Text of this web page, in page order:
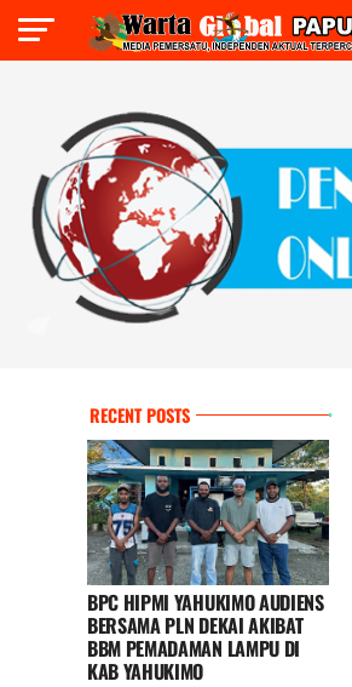
RECENT POSTS
BPC HIPMI YAHUKIMO AUDIENS
BERSAMA PLN DEKAI AKIBAT
BBM PEMADAMAN LAMPU DI
KAB YAHUKIMO